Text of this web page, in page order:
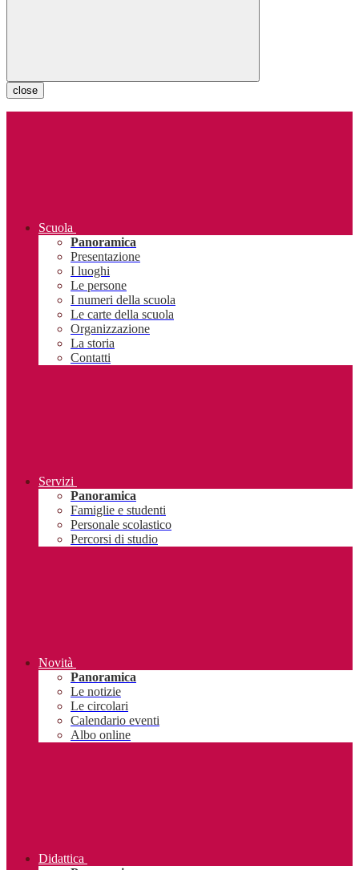
close
Scuola
Panoramica
Presentazione
I luoghi
Le persone
I numeri della scuola
Le carte della scuola
Organizzazione
La storia
Contatti
Servizi
Panoramica
Famiglie e studenti
Personale scolastico
Percorsi di studio
Novità
Panoramica
Le notizie
Le circolari
Calendario eventi
Albo online
Didattica